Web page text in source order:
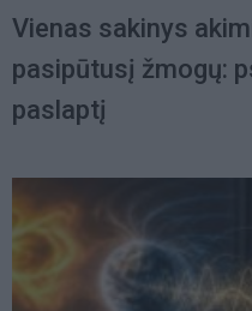
Vienas sakinys
pasipūtusį žmogų:
paslaptį